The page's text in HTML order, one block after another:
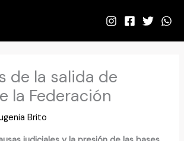
de la salida de
la Federación
Brito